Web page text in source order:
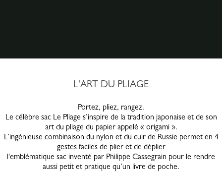
L'ART DU PLIAGE
Portez, pliez, rangez.
Le célèbre sac Le Pliage s’inspire de la tradition japonaise et de son
art du pliage du papier appelé « origami ».
L’ingénieuse combinaison du nylon et du cuir de Russie permet en 4
gestes faciles de plier et de déplier
l'emblématique sac inventé par Philippe Cassegrain pour le rendre
aussi petit et pratique qu’un livre de poche.